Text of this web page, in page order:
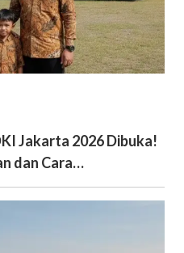
Jakarta 2026 Dibuka!
dan Cara